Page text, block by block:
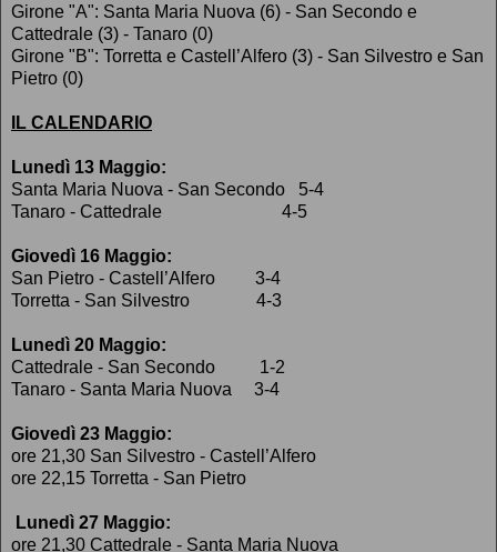
Girone "A": Santa Maria Nuova (6) - San Secondo e
Cattedrale (3) - Tanaro (0)
Girone "B": Torretta e Castell’Alfero (3) - San Silvestro e San
Pietro (0)
IL CALENDARIO
Lunedì 13 Maggio:
Santa Maria Nuova - San Secondo 5-4
Tanaro - Cattedrale 4-5
Giovedì 16 Maggio:
San Pietro - Castell’Alfero 3-4
Torretta - San Silvestro 4-3
Lunedì 20 Maggio:
Cattedrale - San Secondo 1-2
Tanaro - Santa Maria Nuova 3-4
Giovedì 23 Maggio:
ore 21,30 San Silvestro - Castell’Alfero
ore 22,15 Torretta - San Pietro
Lunedì 27 Maggio:
ore 21,30 Cattedrale - Santa Maria Nuova